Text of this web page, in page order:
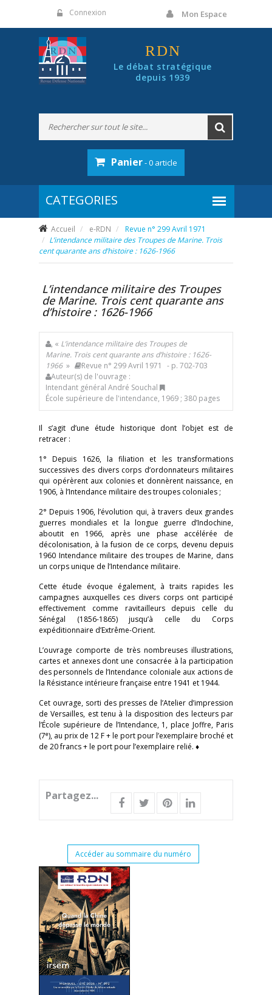
Connexion Mon Espace
RDN
Le débat stratégique
depuis 1939
Panier- 0 article
Accueil e-RDN
Revue n° 299 Avril 1971
L’intendance militaire des Troupes de Marine. Trois
cent quarante ans d’histoire : 1626-1966
L’intendance militaire des Troupes
de Marine. Trois cent quarante ans
d’histoire : 1626-1966
, « L’intendance militaire des Troupes de
Marine. Trois cent quarante ans d’histoire : 1626-
1966» Revue n° 299 Avril 1971
- p. 702-703
Auteur(s) de l'ouvrage :
Intendant général André Souchal
École supérieure de l'intendance, 1969 ; 380 pages
Il s’agit d’une étude historique dont l’objet est de
retracer :
1° Depuis 1626, la filiation et les transformations
successives des divers corps d’ordonnateurs militaires
qui opérèrent aux colonies et donnèrent naissance, en
1906, à l’Intendance militaire des troupes coloniales ;
2° Depuis 1906, l’évolution qui, à travers deux grandes
guerres mondiales et la longue guerre d’Indochine,
aboutit en 1966, après une phase accélérée de
décolonisation, à la fusion de ce corps, devenu depuis
1960 Intendance militaire des troupes de Marine, dans
un corps unique de l’Intendance militaire.
Cette étude évoque également, à traits rapides les
campagnes auxquelles ces divers corps ont participé
effectivement comme ravitailleurs depuis celle du
Sénégal (1856-1865) jusqu’à celle du Corps
expéditionnaire d’Extrême-Orient.
L’ouvrage comporte de très nombreuses illustrations,
cartes et annexes dont une consacrée à la participation
des personnels de l’Intendance coloniale aux actions de
la Résistance intérieure française entre 1941 et 1944.
Cet ouvrage, sorti des presses de l’Atelier d’impression
de Versailles, est tenu à la disposition des lecteurs par
l’École supérieure de l’Intendance, 1, place Joffre, Paris
(7e), au prix de 12 F + le port pour l’exemplaire broché et
de 20 francs + le port pour l’exemplaire relié. ♦
Partagez...
Accéder au sommaire du numéro